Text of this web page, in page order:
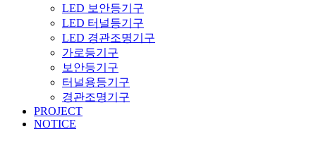
LED 보안등기구
LED 터널등기구
LED 경관조명기구
가로등기구
보안등기구
터널용등기구
경관조명기구
PROJECT
NOTICE